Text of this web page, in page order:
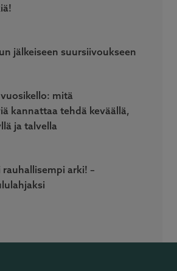
jälkeiseen suursiivoukseen
mitä
kannattaa tehdä keväällä,
ja talvella
arki! –